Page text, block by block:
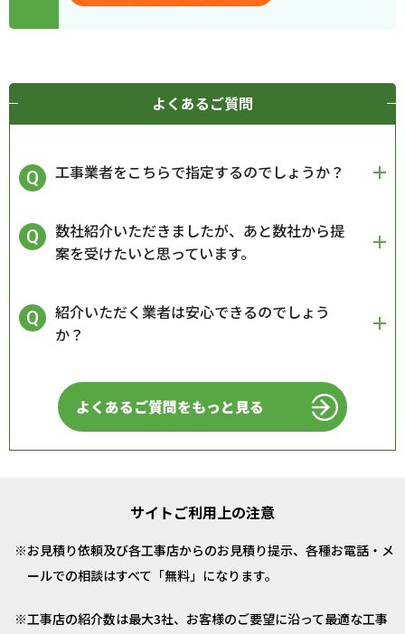
よくあるご質問
工事業者をこちらで指定するのでしょうか？
数社紹介いただきましたが、あと数社から提
案を受けたいと思っています。
紹介いただく業者は安心できるのでしょう
か？
よくあるご質問をもっと見る
サイトご利用上の注意
お見積り依頼及び各工事店からのお見積り提示、各種お電話・メ
ールでの相談はすべて「無料」になります。
工事店の紹介数は最大3社、お客様のご要望に沿って最適な工事